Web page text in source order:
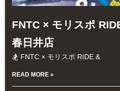
FNTC × モリスポ
春日井店
🏂 FNTC × モリスポ RIDE &
READ MORE »